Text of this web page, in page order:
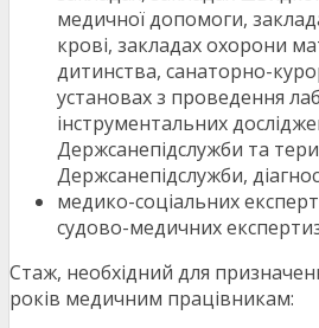
медичної допомоги,
крові, закладах охорони
дитинства, санаторно-
установах з проведення
інструментальних
Держсанепідслужби та
Держсанепідслужби,
медико-соціальних
судово-медичних
Стаж, необхідний для
років медичним працівникам: